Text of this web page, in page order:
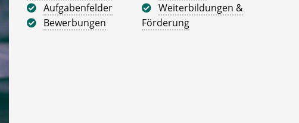
Aufgabenfelder
Bewerbungen
Weiterbildungen &
Förderung